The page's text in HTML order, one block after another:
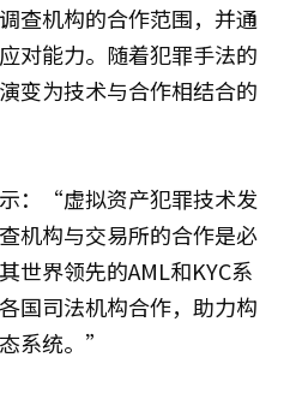
查机构的合作范围，并通
对能力。随着犯罪手法的
变为技术与合作相结合的
：“虚拟资产犯罪技术发
机构与交易所的合作是必
世界领先的AML和KYC系
国司法机构合作，助力构
系统。”